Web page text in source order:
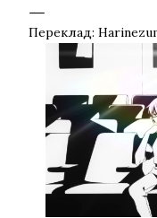
Переклад: